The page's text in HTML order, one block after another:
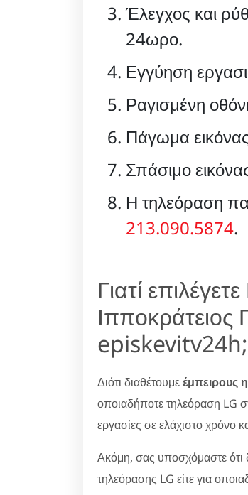
Έλεγχος και
24ωρο.
Εγγύηση
Ραγισμένη
Πάγωμα
Σπάσιμο
Η τηλεόραση
213.090.5874.
Γιατί
Ιπποκράτειος
episkevitv24h;
Διότι διαθέτουμεέμπειρους
οποιαδήποτε τηλεόραση LG
εργασίες σε ελάχιστο χρόνο
Ακόμη, σας υποσχόμαστε ότι
τηλεόρασης LG είτε για